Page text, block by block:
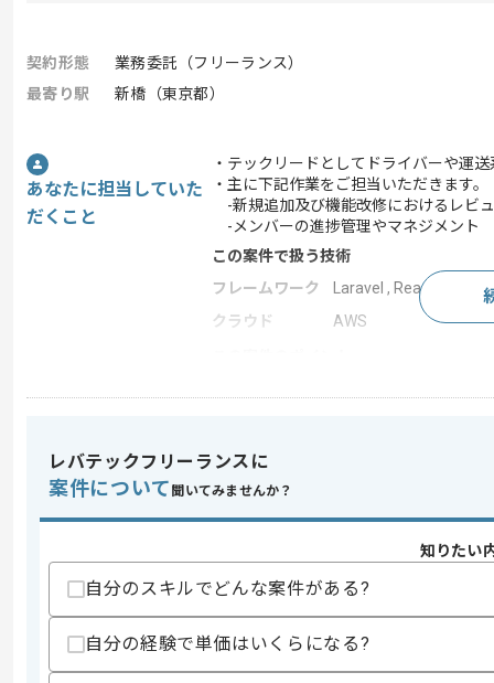
契約形態
業務委託（フリーランス）
最寄り駅
新橋（東京都）
あなたに担当していた
だくこと
・テックリードとしてドライバーや運
・主に下記作業をご担当いただきます。
-新規追加及び機能改修におけるレビ
-メンバーの進捗管理やマネジメント
この案件で扱う技術
フレームワーク
Laravel , React
クラウド
AWS
スキル
・PHP(Laravel)を用いた開発経験
・テックリード経験
・マネジメント経験
レバテックフリーランスに
案件について 聞いてみませんか？
知りたい
自分のスキルでどんな案件がある?
自分の経験で単価はいくらになる?